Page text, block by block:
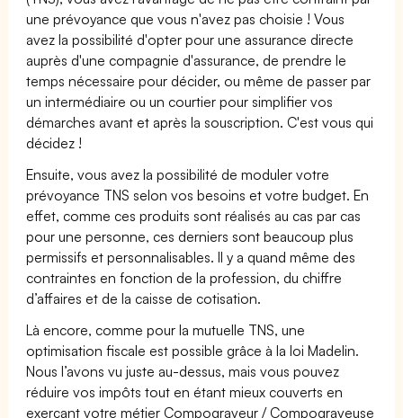
une prévoyance que vous n'avez pas choisie ! Vous
avez la possibilité d'opter pour une assurance directe
auprès d'une compagnie d'assurance, de prendre le
temps nécessaire pour décider, ou même de passer par
un intermédiaire ou un courtier pour simplifier vos
démarches avant et après la souscription. C'est vous qui
décidez !
Ensuite, vous avez la possibilité de moduler votre
prévoyance TNS selon vos besoins et votre budget. En
effet, comme ces produits sont réalisés au cas par cas
pour une personne, ces derniers sont beaucoup plus
permissifs et personnalisables. Il y a quand même des
contraintes en fonction de la profession, du chiffre
d’affaires et de la caisse de cotisation.
Là encore, comme pour la mutuelle TNS, une
optimisation fiscale est possible grâce à la loi Madelin.
Nous l’avons vu juste au-dessus, mais vous pouvez
réduire vos impôts tout en étant mieux couverts en
exerçant votre métier Compograveur / Compograveuse